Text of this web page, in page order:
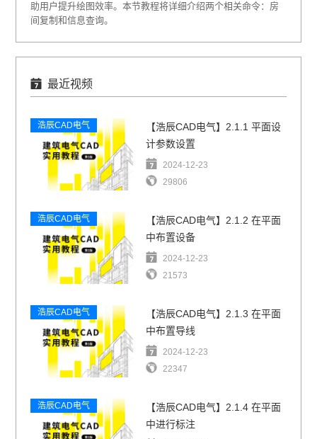
助用户提升绘图效率。本节教程将详细介绍两个相关命令：房
间复制和信息查询。
最近视频
浩辰CAD电气
【浩辰CAD电气】2.1.1 平面设
计参数设置
2024-12-23
29806
浩辰CAD电气
【浩辰CAD电气】2.1.2 在平面
中布置设备
2024-12-23
21573
浩辰CAD电气
【浩辰CAD电气】2.1.3 在平面
中布置导线
2024-12-23
22347
浩辰CAD电气
【浩辰CAD电气】2.1.4 在平面
中进行标注